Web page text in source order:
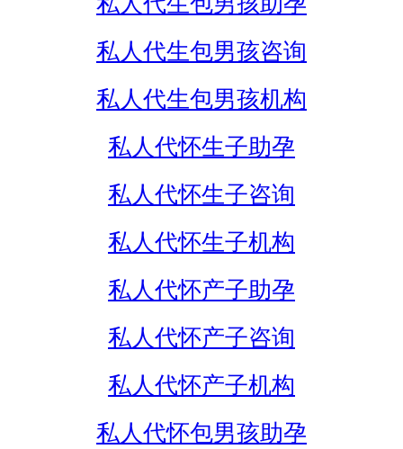
私人代生包男孩咨询
私人代生包男孩机构
私人代怀生子助孕
私人代怀生子咨询
私人代怀生子机构
私人代怀产子助孕
私人代怀产子咨询
私人代怀产子机构
私人代怀包男孩助孕